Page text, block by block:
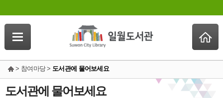
> 참여마당 > 도서관에 물어보세요
도서관에 물어보세요